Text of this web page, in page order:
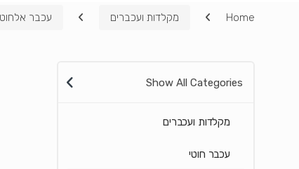
Home מקלדות ועכברים עכבר
Show All Categories
מקלדות ועכברים
עכבר חוטי